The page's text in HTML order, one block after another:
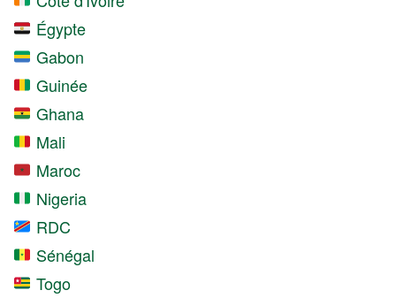
Égypte
Gabon
Guinée
Ghana
Mali
Maroc
Nigeria
RDC
Sénégal
Togo